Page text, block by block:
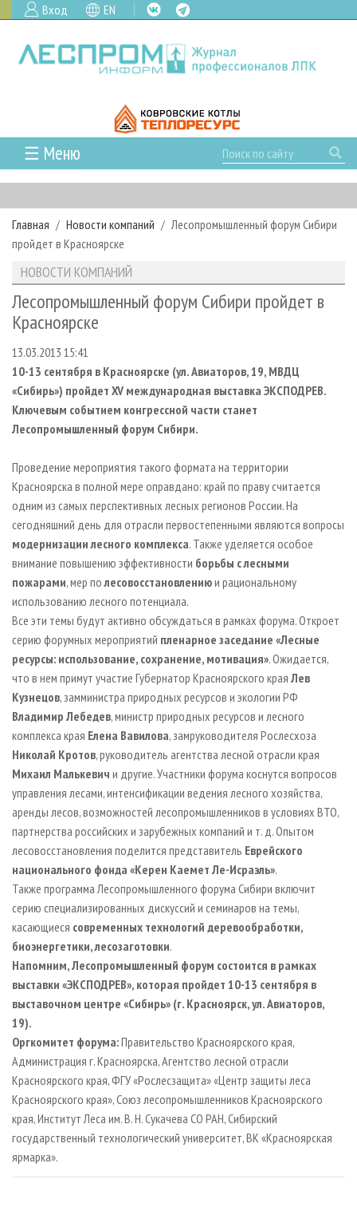
Вход EN
☰ Меню
ГЛАВНАЯ
РУБРИКИ И ТЕМЫ
РУБРИКИ ЖУРНАЛА
ЛЕСНОЕ ХОЗЯЙСТВО
ЛЕСОЗАГОТОВКА
ЛЕСОПИЛЕНИЕ
СУШКА ДРЕВЕСИНЫ
ПРОИЗВОДСТВО ДРЕВЕСНЫХ ПЛИТ
ДЕРЕВЯННОЕ ДОМОСТРОЕНИЕ
БИОЭНЕРГЕТИКА
ЦБП
ИНСТРУМЕНТ И МАТЕРИАЛЫ
НОВОСТИ
КАЛЕНДАРЬ СОБЫТИЙ
НОВОСТИ ЛПК
НОВОСТИ ЖУРНАЛА
ПРОЕКТЫ ЛПИ
АНАЛИТИКА
ПРЕДПРИЯТИЯ ЛПК
ПЕРСОНЫ
МОБИЛЬНЫЕ ВЫСТАВКИ
ОФИЦИАЛЬНЫЕ ДЕЛЕГАЦИИ
RUSSIAN FORESTRY REVIEW
ГАЗЕТА ЛЕСПРОМФОРУМ
БИБЛИОТЕКА СПЕЦИАЛИСТА
АРХИВ ЖУРНАЛОВ
О ЖУРНАЛЕ
ПОДПИСКА
КОНТАКТЫ
РЕКЛАМОДАТЕЛЯМ
РЕКЛАМА
РЕКЛАМА НА САЙТЕ
Главная Новости компаний
Лесопромышленный форум Сибири
пройдет в Красноярске
НОВОСТИ КОМПАНИЙ
Лесопромышленный форум Сибири пройдет в
Красноярске
13.03.2013 15:41
10-13 сентября в Красноярске (ул. Авиаторов, 19, МВДЦ
«Сибирь») пройдет XV международная выставка ЭКСПОДРЕВ.
Ключевым событием конгрессной части станет
Лесопромышленный форум Сибири.
Проведение мероприятия такого формата на территории
Красноярска в полной мере оправдано: край по праву считается
одним из самых перспективных лесных регионов России. На
сегодняшний день для отрасли первостепенными являются вопросы
модернизации лесного комплекса. Также уделяется особое
внимание повышению эффективности борьбы с лесными
пожарами, мер полесовосстановлениюи рациональному
использованию лесного потенциала.
Все эти темы будут активно обсуждаться в рамках форума. Откроет
серию форумных мероприятий пленарное заседание «Лесные
ресурсы: использование, сохранение, мотивация». Ожидается,
что в нем примут участие Губернатор Красноярского края Лев
Кузнецов, замминистра природных ресурсов и экологии РФ
Владимир Лебедев, министр природных ресурсов и лесного
комплекса края Елена Вавилова, замруководителя Рослесхоза
Николай Кротов, руководитель агентства лесной отрасли края
Михаил Малькевич и другие. Участники форума коснутся вопросов
управления лесами, интенсификации ведения лесного хозяйства,
аренды лесов, возможностей лесопромышленников в условиях ВТО,
партнерства российских и зарубежных компаний и т. д. Опытом
лесовосстановления поделится представитель Еврейского
национального фонда «Керен Каемет Ле-Исраэль».
Также программа Лесопромышленного форума Сибири включит
серию специализированных дискуссий и семинаров на темы,
касающиеся современных технологий деревообработки,
биоэнергетики, лесозаготовки.
Напомним, Лесопромышленный форум состоится в рамках
выставки «ЭКСПОДРЕВ», которая пройдет 10-13 сентября в
выставочном центре «Сибирь» (г. Красноярск, ул. Авиаторов,
19).
Оргкомитет форума:Правительство Красноярского края,
Администрация г. Красноярска, Агентство лесной отрасли
Красноярского края, ФГУ «Рослесзащита» «Центр защиты леса
Красноярского края», Союз лесопромышленников Красноярского
края, Институт Леса им. В. Н. Сукачева СО РАН, Сибирский
государственный технологический университет, ВК «Красноярская
ярмарка».